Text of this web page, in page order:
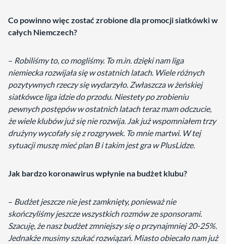
Co powinno więc zostać zrobione dla promocji siatkówki w
całych Niemczech?
– Robiliśmy to, co mogliśmy. To m.in. dzięki nam liga
niemiecka rozwijała się w ostatnich latach. Wiele różnych
pozytywnych rzeczy się wydarzyło. Zwłaszcza w żeńskiej
siatkówce liga idzie do przodu. Niestety po zrobieniu
pewnych postępów w ostatnich latach teraz mam odczucie,
że wiele klubów już się nie rozwija. Jak już wspomniałem trzy
drużyny wycofały się z rozgrywek. To mnie martwi. W tej
sytuacji muszę mieć plan B i takim jest gra w PlusLidze.
Jak bardzo koronawirus wpłynie na budżet klubu?
– Budżet jeszcze nie jest zamknięty, ponieważ nie
skończyliśmy jeszcze wszystkich rozmów ze sponsorami.
Szacuję, że nasz budżet zmniejszy się o przynajmniej 20-25%.
Jednakże musimy szukać rozwiązań. Miasto obiecało nam już